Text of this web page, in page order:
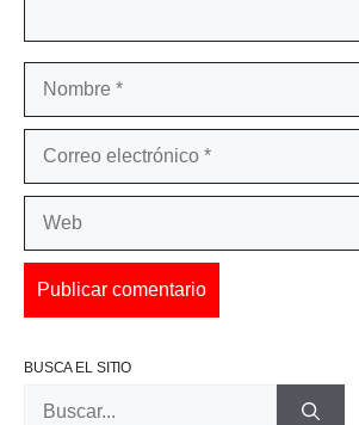
BUSCA EL SITIO